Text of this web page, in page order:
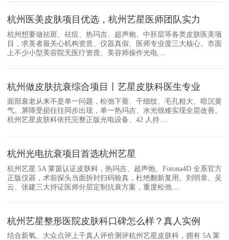
杭州医美皮肤项目优选，杭州艺星医师团队实力
杭州想要做祛斑、祛痘、热玛吉、超声炮、中胚层等各类皮肤医美项
目，求美者最关心机构资质、仪器真假、医师专业度三大核心。市面
上不少小型美容院无医疗资质、美容师操作光电....
杭州做皮肤抗衰综合项目丨艺星皮肤科医生专业
面部衰老从来不是单一问题，松弛下垂、干细纹、毛孔粗大、暗沉黄
气、屏障受损往往同步出现，单一热玛吉、水光很难实现全层改善。
杭州艺星皮肤科依托完整正版光电设备、42 人持....
杭州光电抗衰项目首选杭州艺星
杭州艺星 5A 莱茵认证皮肤科，热玛吉、超声炮、Fotona4D 全系官方
正版仪器，术前探头当面拆封扫码验真，杜绝翻新复用。刘明章、吴
云、张建三大持证医师分层定制抗衰方案，重度松弛....
杭州艺星整形医院皮肤科口碑怎么样？真人实例
结合新氧、大众点评上千真人评价测评杭州艺星皮肤科，拥有 5A 莱